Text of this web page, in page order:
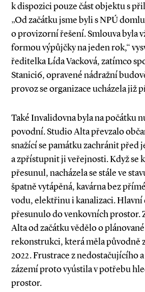
k dispozici pouze část objektu s
„Od začátku jsme byli s NPÚ
o provizorní řešení. Smlouva byla
formou výpůjčky na jeden rok,“
ředitelka Lída Vacková, zatímco
Stanici6, opravené nádražní
provoz se organizace ucházela již
Také Invalidovna byla na počátku
povodní. Studio Alta převzalo
snažící se památku zachránit před
a zpřístupnit ji veřejnosti. Když se
přesunul, nacházela se stále ve
špatně vytápěná, kavárna bez
vodu, elektřinu i kanalizaci. Hlavní
přesunulo do venkovních prostor.
Alta od začátku vědělo o
rekonstrukci, která měla původně
2022. Frustrace z nedostačujícího
zázemí proto vyústila v potřebu
prostor.